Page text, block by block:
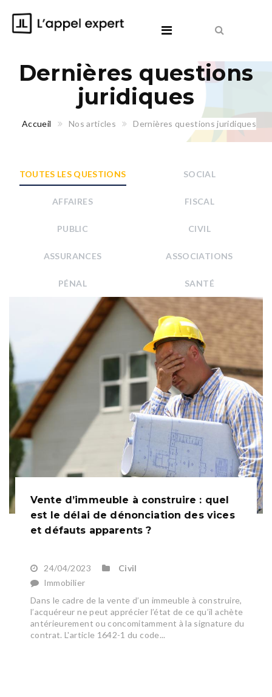
Dernières questions
juridiques
Accueil Nos articles Dernières questions juridiques
TOUTES LES QUESTIONS SOCIAL
AFFAIRES FISCAL
PUBLIC CIVIL
ASSURANCES ASSOCIATIONS
PÉNAL SANTÉ
Vente d’immeuble à construire : quel
est le délai de dénonciation des vices
et défauts apparents ?
24/04/2023
Civil
Immobilier
Dans le cadre de la vente d’un immeuble à construire,
l’acquéreur ne peut apprécier l’état de ce qu’il achète
antérieurement ou concomitamment à la signature du
contrat. L'article 1642-1 du code...